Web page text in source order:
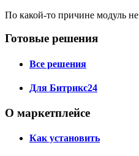
По какой-то причине модуль
Готовые решения
Все решения
Для Битрикс24
О маркетплейсе
Как установить